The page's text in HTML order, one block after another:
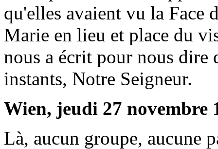
qu'elles avaient vu la Face
Marie en lieu et place du
nous a écrit pour nous
instants, Notre Seigneur.
Wien, jeudi 27 novembre
Là, aucun groupe, aucune